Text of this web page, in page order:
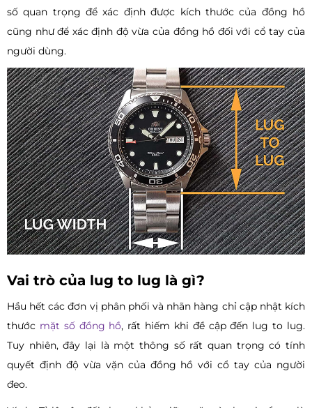
số quan trọng để xác định được kích thước của đồng hồ
cũng như để xác định độ vừa của đồng hồ đối với cổ tay của
người dùng.
Vai trò của lug to lug là gì?
Hầu hết các đơn vị phân phối và nhãn hàng chỉ cập nhật kích
thước mặt số đồng hồ, rất hiếm khi đề cập đến lug to lug.
Tuy nhiên, đây lại là một thông số rất quan trọng có tính
quyết định độ vừa vặn của đồng hồ với cổ tay của người
đeo.